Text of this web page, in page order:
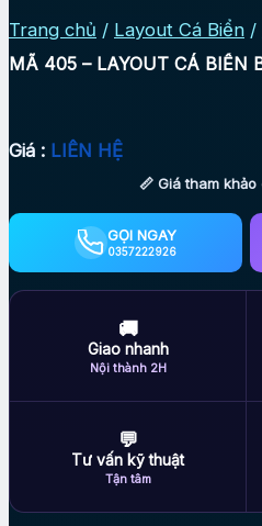
Trang chủ / Layout Cá Biển /
MÃ 405 – LAYOUT CÁ BIỂN
Giá : LIÊN HỆ
📏 Giá tham
GỌI NGAY
0357222926
🚚
Giao nhanh
Nội thành 2H
💬
Tư vấn kỹ thuật
Tận tâm